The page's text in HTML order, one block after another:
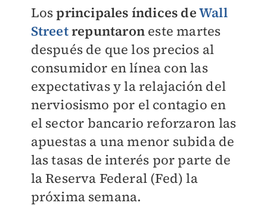
Losprincipales índices deWall
Streetrepuntaroneste martes
después de que los precios al
consumidor en línea con las
expectativas y la relajación del
nerviosismo por el contagio en
el sector bancario reforzaron las
apuestas a una menor subida de
las tasas de interés por parte de
la Reserva Federal (Fed) la
próxima semana.